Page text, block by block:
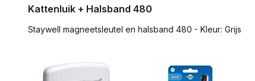
Kattenluik + Halsband 480
Staywell magneetsleutel en halsband 480 - Kleur: Grijs